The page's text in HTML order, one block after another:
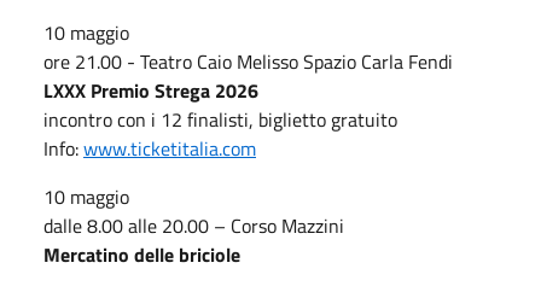
10 maggio
ore 21.00 - Teatro Caio Melisso Spazio Carla Fendi
LXXX Premio Strega 2026
incontro con i 12 finalisti, biglietto gratuito
Info:www.ticketitalia.com
10 maggio
dalle 8.00 alle 20.00 – Corso Mazzini
Mercatino delle briciole